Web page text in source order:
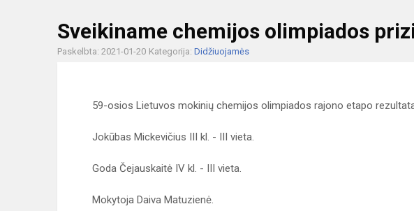
Sveikiname chemijos olimpiados
Paskelbta: 2021-01-20 Kategorija: Didžiuojamės
59-osios Lietuvos mokinių chemijos olimpiados rajono etapo
Jokūbas Mickevičius III kl. - III vieta.
Goda Čejauskaitė IV kl. - III vieta.
Mokytoja Daiva Matuzienė.